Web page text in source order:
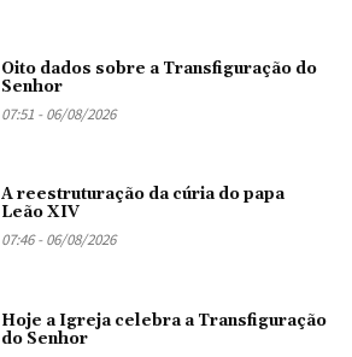
Oito dados sobre a Transfiguração do
Senhor
07:51 - 06/08/2026
A reestruturação da cúria do papa
Leão XIV
07:46 - 06/08/2026
Hoje a Igreja celebra a Transfiguração
do Senhor